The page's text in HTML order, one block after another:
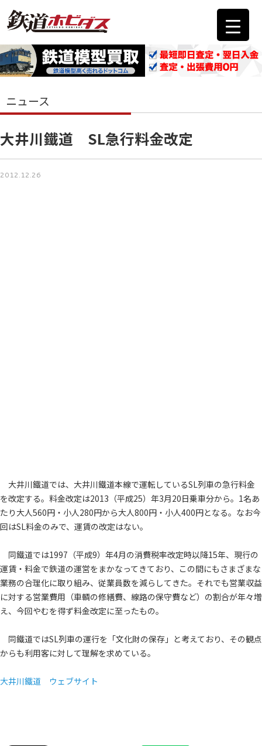
ニュース
大井川鐵道 SL急行料金改定
2012.12.26
大井川鐵道では、大井川鐵道本線で運転しているSL列車の急行料金
を改定する。料金改定は2013（平成25）年3月20日乗車分から。1名あ
たり大人560円・小人280円から大人800円・小人400円となる。なお今
回はSL料金のみで、運賃の改定はない。
同鐵道では1997（平成9）年4月の消費税率改定時以降15年、現行の
運賃・料金で鉄道の運営をまかなってきており、この間にもさまざまな
業務の合理化に取り組み、従業員数を減らしてきた。それでも営業収益
に対する営業費用（車輌の修繕費、線路の保守費など）の割合が年々増
え、今回やむを得ず料金改定に至ったもの。
同鐵道ではSL列車の運行を「文化財の保存」と考えており、その観点
からも利用客に対して理解を求めている。
大井川鐵道 ウェブサイト